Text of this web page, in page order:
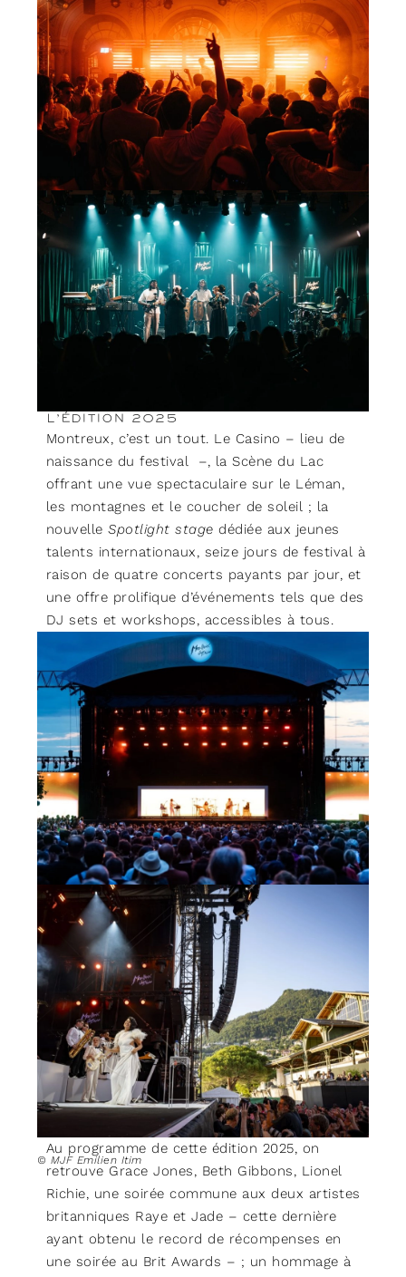
L’ÉDITION 2025
Montreux, c’est un tout. Le Casino – lieu de
naissance du festival –, la Scène du Lac
offrant une vue spectaculaire sur le Léman,
les montagnes et le coucher de soleil ; la
nouvelleSpotlight stage dédiée aux jeunes
talents internationaux, seize jours de festival à
raison de quatre concerts payants par jour, et
une offre prolifique d’événements tels que des
DJ sets et workshops, accessibles à tous.
© MJF Lionel Flusin
© MJF Emilien Itim
Au programme de cette édition 2025, on
retrouve Grace Jones, Beth Gibbons, Lionel
Richie, une soirée commune aux deux artistes
britanniques Raye et Jade – cette dernière
ayant obtenu le record de récompenses en
une soirée au Brit Awards – ; un hommage à